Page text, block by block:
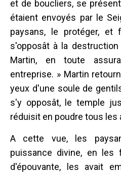
et de boucliers, se
étaient envoyés par le
paysans, le protéger, et
s'opposât à la
Martin, en toute
entreprise. » Martin
yeux d'une soule de
s'y opposât, le temple
réduisit en poudre tous les
A cette vue, les
puissance divine, en les
d'épouvante, les avait